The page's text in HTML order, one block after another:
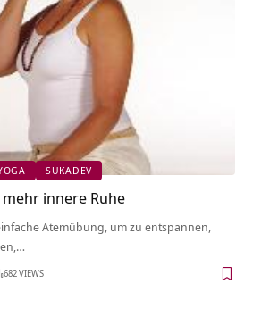
SUKADEV
innere Ruhe
Atemübung, um zu entspannen,
682 VIEWS